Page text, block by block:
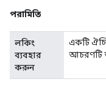
পরামিতি
লকিং
ব্যবহার
করুন
একটি
আচরণটি